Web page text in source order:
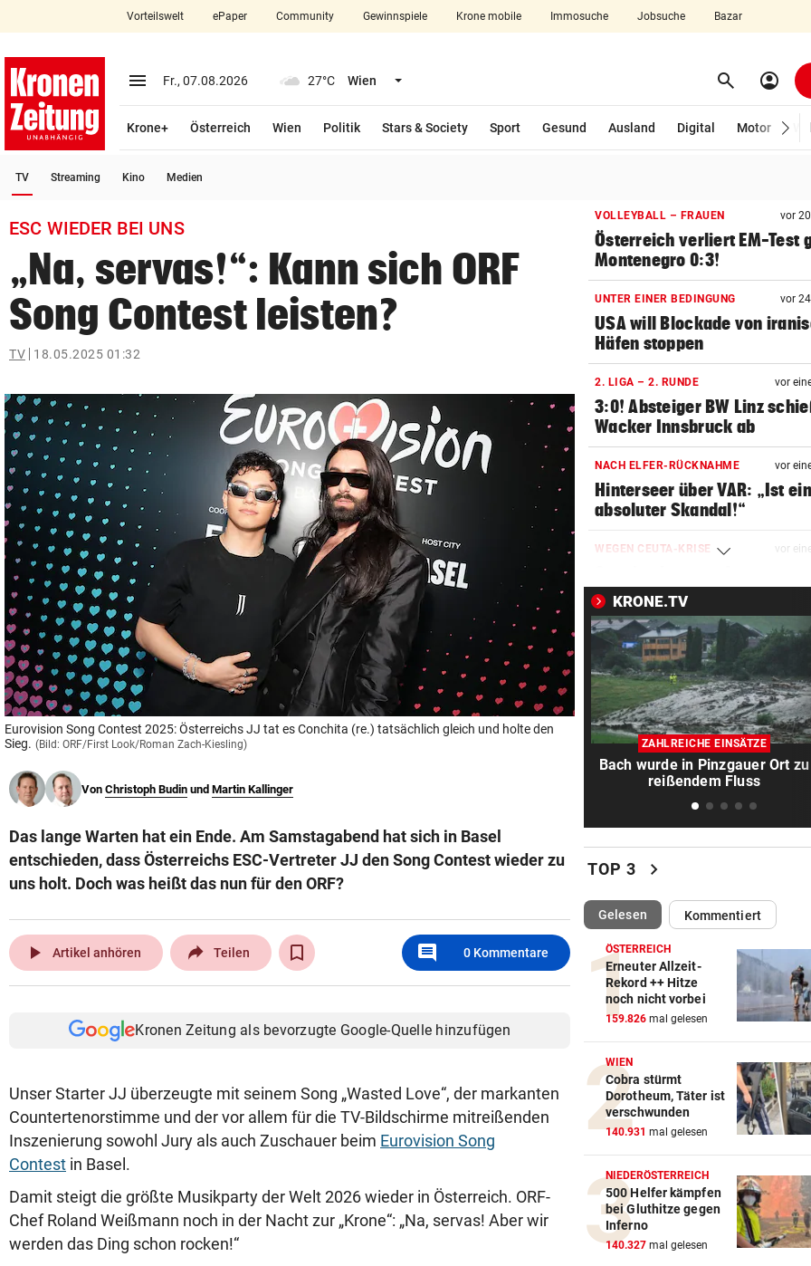
closeSchließen
account_circle Anmelden
arrow_right
pin_drop
bookmark
search
Suchbegriff
eingeben
© Krone Multimedia GmbH & Co KG 2026
Muthgasse 2, 1190 Wien
Vorteilswelt ePaper Community Gewinnspiele Krone mobile Immosuche Jobsuche Bazar
menu Menü aufklappen
Fr., 07.08.2026 27°C Wien Menü aufklappen search Suchen
account_circle
Krone+ Österreich Wien Politik Stars & Society Sport Gesund Ausland Digital Motor
TV Streaming Kino Medien
ESC WIEDER BEI UNS
„Na, servas!“: Kann sich ORF
Song Contest leisten?
TV 18.05.2025 01:32
Eurovision Song Contest 2025: Österreichs JJ tat es Conchita (re.) tatsächlich gleich und holte den
Sieg. (Bild: ORF/First Look/Roman Zach-Kiesling)
Von Christoph Budin und Martin Kallinger
Das lange Warten hat ein Ende. Am Samstagabend hat sich in Basel
entschieden, dass Österreichs ESC-Vertreter JJ den Song Contest wieder zu
uns holt. Doch was heißt das nun für den ORF?
play_arrow Artikel anhören Teilen comment 0 Kommentare
Kronen Zeitung als bevorzugte Google-Quelle hinzufügen
Unser Starter JJ überzeugte mit seinem Song „Wasted Love“, der markanten
Countertenorstimme und der vor allem für die TV-Bildschirme mitreißenden
Inszenierung sowohl Jury als auch Zuschauer beim Eurovision Song
Contest in Basel.
Damit steigt die größte Musikparty der Welt 2026 wieder in Österreich. ORF-
Chef Roland Weißmann noch in der Nacht zur „Krone“: „Na, servas! Aber wir
werden das Ding schon rocken!“
VOLLEYBALL – FRAUEN vor
Österreich verliert EM-Test
Montenegro 0:3!
UNTER EINER BEDINGUNG vor
USA will Blockade von
Häfen stoppen
2. LIGA – 2. RUNDE vor
3:0! Absteiger BW Linz
Wacker Innsbruck ab
NACH ELFER-RÜCKNAHME vor
Hinterseer über VAR: „Ist ein
absoluter Skandal!“
WEGEN CEUTA-KRISE vor
Grenzkontrollen für Italien
SONNTAG NOCH IM KASTEN vor
Klubs aus Holland und Italien
locken WAC-Goalie
BEI BARESI-ABSCHIED vor
Brasilien-Legende schockt
mit Mallet-Finger
Traktor-Unglück: Mutter
meldet sich zu Wort
Schutz vor Drohnen?
hat keinen Plan
LÄNDLE-KICKER SIEGEN vor
3:1 nach 0:1! Altach dreht
gegen WSG Tirol
Theater stellt
300.000 Euro auf
NACH WIEN AUF MYKONOS vor
Luxus am Meer! Sabalenka
gewährt private Einblicke
„IHR SEID DER HAMMER!“ vor
Feuerwehr befreite Kalb aus
KRONE.TV
ZAHLREICHE EINSÄTZE
Bach wurde in Pinzgauer Ort zu
reißendem Fluss
TOP 3 chevron_right
Gelesen(ausgewählt)Kommentiert
ÖSTERREICH
Erneuter Allzeit-
Rekord ++ Hitze
noch nicht vorbei
159.826 mal gelesen
WIEN
Cobra stürmt
Dorotheum, Täter ist
verschwunden
140.931 mal gelesen
NIEDERÖSTERREICH
500 Helfer kämpfen
bei Gluthitze gegen
Inferno
140.327 mal gelesen